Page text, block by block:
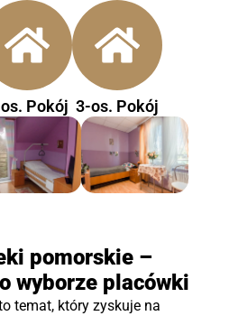
Pokój 3-os. Pokój
pomorskie –
wyborze placówki
temat, który zyskuje na